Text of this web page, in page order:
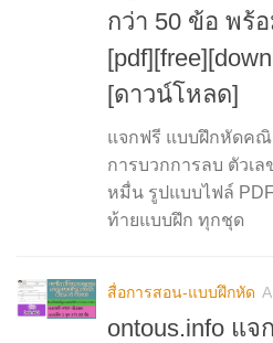
กว่า 50 ข้อ พร้
[ดาวน์โหลด]
แจกฟรี แบบฝึกหัดคณิ
การบวกการลบ ตัวเ
หมื่น รูปแบบไฟล์
ท้ายแบบฝึก ทุกชุด
สื่อการสอน-แบบฝึกหัด
ontous.info แ